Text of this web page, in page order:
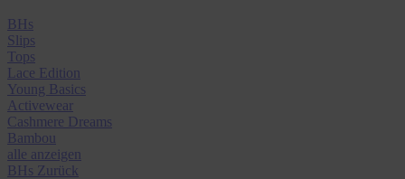
BHs
Slips
Tops
Lace Edition
Young Basics
Activewear
Cashmere Dreams
Bambou
alle anzeigen
BHs Zurück